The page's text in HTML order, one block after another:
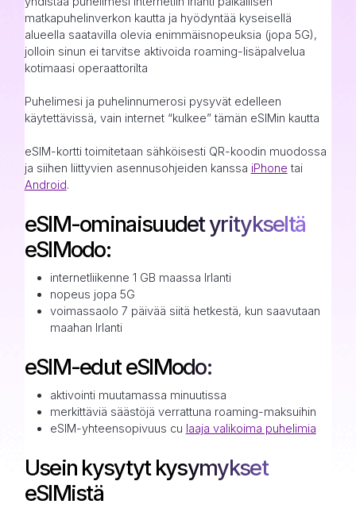
matkapuhelinverkon kautta ja hyödyntää kyseisellä
alueella saatavilla olevia enimmäisnopeuksia (jopa 5G),
jolloin sinun ei tarvitse aktivoida roaming-lisäpalvelua
kotimaasi operaattorilta
Puhelimesi ja puhelinnumerosi pysyvät edelleen
käytettävissä, vain internet “kulkee” tämän eSIMin kautta
eSIM-kortti toimitetaan sähköisesti QR-koodin muodossa
ja siihen liittyvien asennusohjeiden kanssa iPhone tai
Android.
eSIM-ominaisuudet yritykseltä
eSIModo:
internetliikenne 1 GB maassa Irlanti
nopeus jopa 5G
voimassaolo 7 päivää siitä hetkestä, kun saavutaan
maahan Irlanti
eSIM-edut eSIModo:
aktivointi muutamassa minuutissa
merkittäviä säästöjä verrattuna roaming-maksuihin
eSIM-yhteensopivuus cu laaja valikoima puhelimia
Usein kysytyt kysymykset
eSIMistä